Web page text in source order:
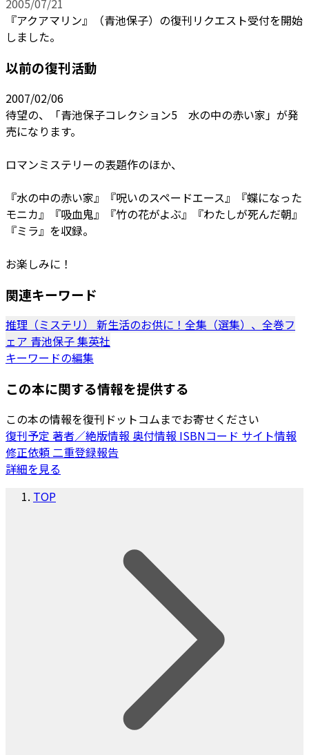
2005/07/21
『アクアマリン』（青池保子）の復刊リクエスト受付を開始
しました。
以前の復刊活動
2007/02/06
待望の、「青池保子コレクション5 水の中の赤い家」が発
売になります。
ロマンミステリーの表題作のほか、
『水の中の赤い家』『呪いのスペードエース』『蝶になった
モニカ』『吸血鬼』『竹の花がよぶ』『わたしが死んだ朝』
『ミラ』を収録。
お楽しみに！
関連キーワード
推理（ミステリ） 新生活のお供に！全集（選集）、全巻フ
ェア 青池保子集英社
キーワードの編集
この本に関する情報を提供する
この本の情報を復刊ドットコムまでお寄せください
復刊予定 著者／絶版情報 奥付情報 ISBNコード サイト情報
修正依頼 二重登録報告
詳細を見る
TOP